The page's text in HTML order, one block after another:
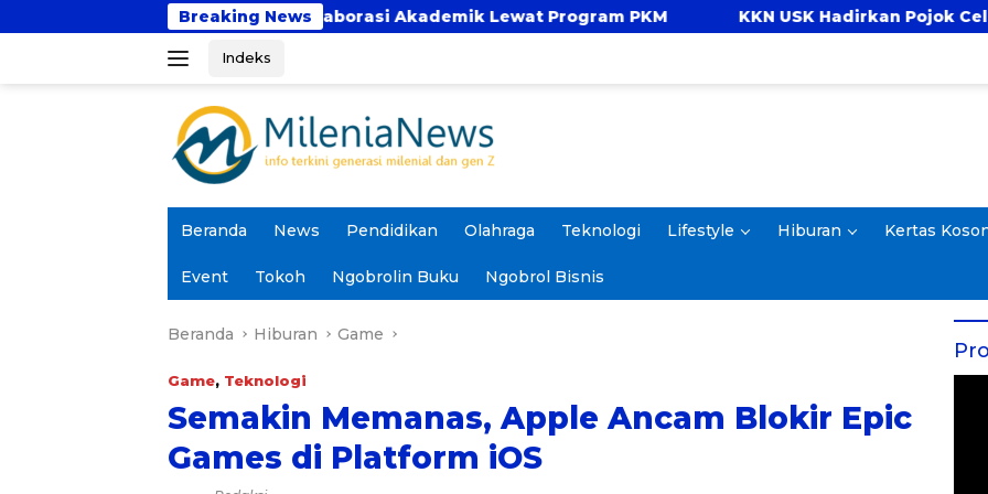
ke
Breaking News
Perkuat Kolaborasi Akademik Lewat Program PKM KKN USK Hadirkan Pojok Celengan, Ajarkan
Indeks
Beranda News Pendidikan Olahraga Teknologi Lifestyle Hiburan Kertas
Event Tokoh Ngobrolin Buku Ngobrol Bisnis
Beranda Hiburan Game
Game, Teknologi
Semakin Memanas, Apple Ancam Blokir Epic
Games di Platform iOS